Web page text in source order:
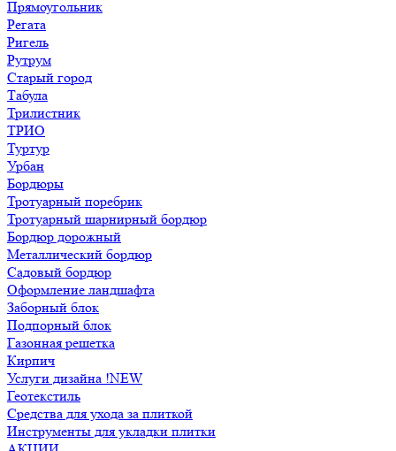
Прямоугольник
Регата
Ригель
Рутрум
Старый город
Табула
Трилистник
ТРИО
Туртур
Урбан
Бордюры
Тротуарный поребрик
Тротуарный шарнирный бордюр
Бордюр дорожный
Металлический бордюр
Садовый бордюр
Оформление ландшафта
Заборный блок
Подпорный блок
Газонная решетка
Кирпич
Услуги дизайна !NEW
Геотекстиль
Средства для ухода за плиткой
Инструменты для укладки плитки